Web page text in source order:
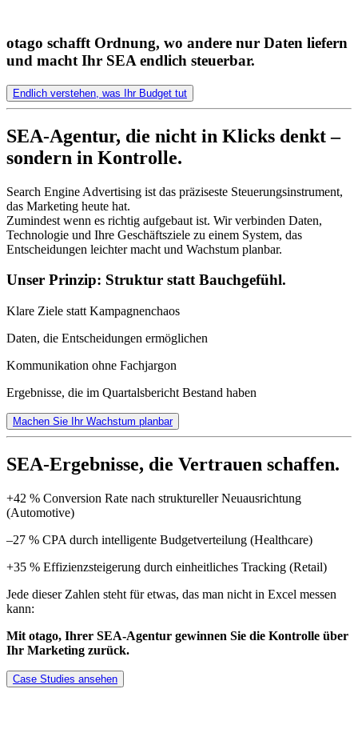
otago schafft Ordnung, wo andere nur Daten liefern
und macht Ihr SEA endlich steuerbar.
Endlich verstehen, was Ihr Budget tut
SEA-Agentur, die nicht in Klicks denkt –
sondern in Kontrolle.
Search Engine Advertising ist das präziseste Steuerungsinstrument,
das Marketing heute hat.
Zumindest wenn es richtig aufgebaut ist. Wir verbinden Daten,
Technologie und Ihre Geschäftsziele zu einem System, das
Entscheidungen leichter macht und Wachstum planbar.
Unser Prinzip: Struktur statt Bauchgefühl.
Klare Ziele statt Kampagnenchaos
Daten, die Entscheidungen ermöglichen
Kommunikation ohne Fachjargon
Ergebnisse, die im Quartalsbericht Bestand haben
Machen Sie Ihr Wachstum planbar
SEA-Ergebnisse, die Vertrauen schaffen.
+42 % Conversion Rate nach struktureller Neuausrichtung
(Automotive)
–27 % CPA durch intelligente Budgetverteilung (Healthcare)
+35 % Effizienzsteigerung durch einheitliches Tracking (Retail)
Jede dieser Zahlen steht für etwas, das man nicht in Excel messen
kann:
Mit otago, Ihrer SEA-Agentur gewinnen Sie die Kontrolle über
Ihr Marketing zurück.
Case Studies ansehen